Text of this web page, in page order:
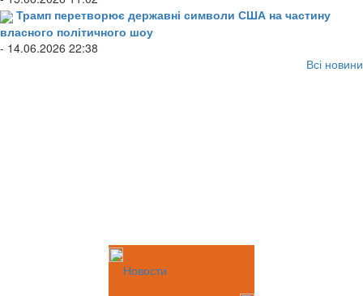
Трамп перетворює державні символи США на частину
власного політичного шоу
- 14.06.2026 22:38
Всі новини
Новости